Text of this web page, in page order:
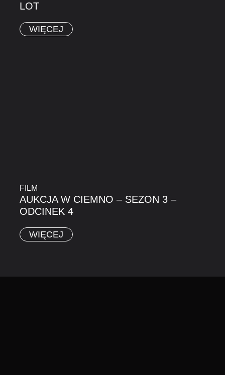
LOT
WIĘCEJ
FILM
AUKCJA W CIEMNO – SEZON 3 –
ODCINEK 4
WIĘCEJ